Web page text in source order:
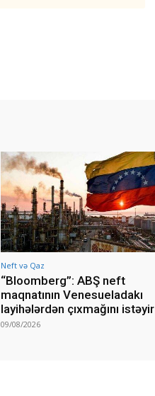
Neft və Qaz
“Bloomberg”: ABŞ neft
maqnatının Venesueladakı
layihələrdən çıxmağını istəyir
09/08/2026